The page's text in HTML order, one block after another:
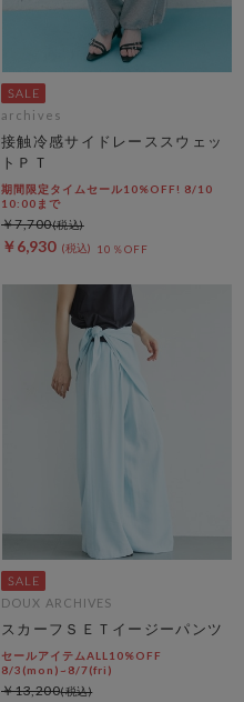
archives
接触冷感サイドレーススウェッ
トＰＴ
期間限定タイムセール10%OFF! 8/10
10:00まで
￥6,930 10％OFF
￥7,700
DOUX ARCHIVES
スカーフＳＥＴイージーパンツ
セールアイテムALL10%OFF
8/3(mon)~8/7(fri)
￥13,200